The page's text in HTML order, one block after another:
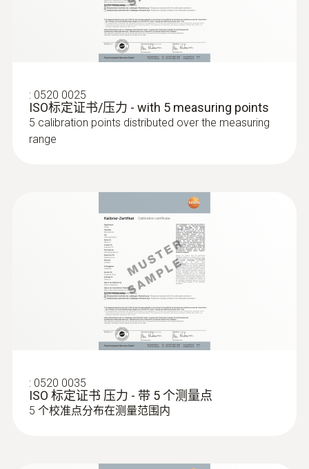
: 0520 0025
ISO标定证书/压力 - with 5 measuring points
5 calibration points distributed over the measuring
range
: 0520 0035
ISO 标定证书 压力 - 带 5 个测量点
5 个校准点分布在测量范围内